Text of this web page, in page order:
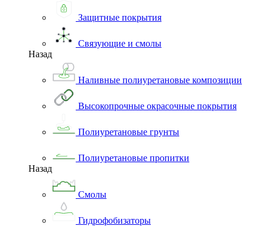
Защитные покрытия
Связующие и смолы
Назад
Наливные полиуретановые композиции
Высокопрочные окрасочные покрытия
Полиуретановые грунты
Полиуретановые пропитки
Назад
Смолы
Гидрофобизаторы